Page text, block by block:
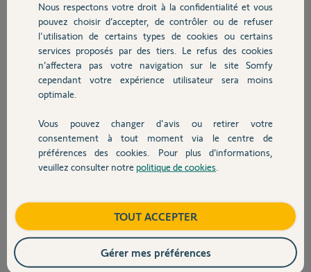
Chauffage
Autres produits
Devis avec un pro
Contact
Concernant le reseau de secours GSM offert pendant 5 ans en
Europe. lors de la mise en fonctionnement de mon installation, il
etait stipulé que le service n'était plus actif car date dépassée ! (Alors
que je l'ai acheté hier ?!)
Je fais fonctionner mon alarme ainsi que mes volets avec une boxe
connexoon y a t il un interet à passer à une boxe tahoma ?
William
William S.
Participer au fil de discussion
Réponses
Nous respectons votre droit à la confidentialité et vous
pouvez choisir d’accepter, de contrôler ou de refuser
l'utilisation de certains types de cookies ou certains
services proposés par des tiers. Le refus des cookies
n’affectera pas votre navigation sur le site Somfy
cependant votre expérience utilisateur sera moins
optimale.
Vous pouvez changer d'avis ou retirer votre
consentement à tout moment via le centre de
préférences des cookies. Pour plus d’informations,
veuillez consulter notre politique de cookies
TOUT ACCEPTER
Gérer mes préférences